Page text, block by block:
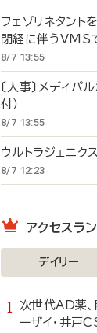
フェゾリネタント
閉経に伴うVMS
8/7 13:55
〔人事〕メディパ
付）
8/7 13:55
ウルトラジェニ
8/7 12:23
アクセスラ
デイリー
次世代AD薬
ーザイ・井戸